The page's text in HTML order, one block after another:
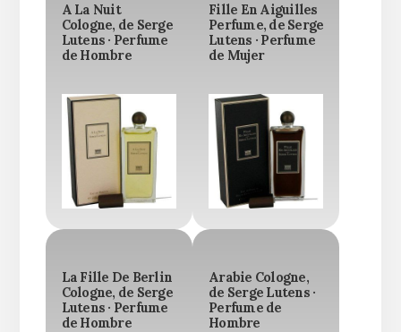
A La Nuit
Cologne, de Serge
Lutens · Perfume
de Hombre
Fille En Aiguilles
Perfume, de Serge
Lutens · Perfume
de Mujer
La Fille De Berlin
Cologne, de Serge
Lutens · Perfume
de Hombre
Arabie Cologne,
de Serge Lutens ·
Perfume de
Hombre